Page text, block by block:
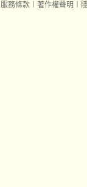
服務條款 著作權聲明